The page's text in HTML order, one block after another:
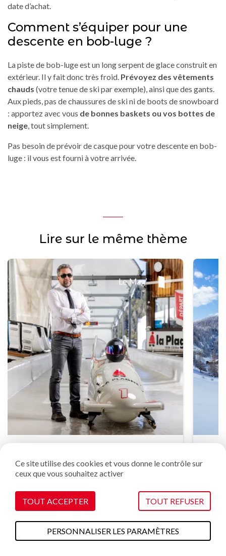
date d’achat.
Comment s’équiper pour une
descente en bob-luge ?
La piste de bob-luge est un long serpent de glace construit en
extérieur. Il y fait donc très froid. Prévoyez des vêtements
chauds (votre tenue de ski par exemple), ainsi que des gants.
Aux pieds, pas de chaussures de ski ni de boots de snowboard
: apportez avec vous de bonnes baskets ou vos bottes de
neige , tout simplement.
Pas besoin de prévoir de casque pour votre descente en bob-
luge : il vous est fourni à votre arrivée.
Lire sur le même thème
est aussi cool que notre bonnet
Ce site utilise des cookies et vous donne le contrôle sur
ceux que vous souhaitez activer
TOUT ACCEPTER TOUT REFUSER
PERSONNALISER LES PARAMÈTRES